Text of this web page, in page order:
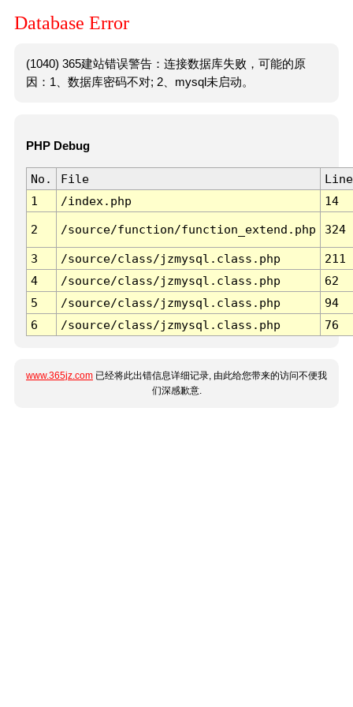
Database Error
(1040) 365建站错误警告：连接数据库失败，可能的原
因：1、数据库密码不对; 2、mysql未启动。
PHP Debug
No. File
Line
1
/index.php 14
2 /source/function/function_extend.php 324
3 /source/class/jzmysql.class.php
211
4
/source/class/jzmysql.class.php
62
5
/source/class/jzmysql.class.php
94
6
/source/class/jzmysql.class.php 76
www.365jz.com 已经将此出错信息详细记录, 由此给您带来的访问不便我
们深感歉意.